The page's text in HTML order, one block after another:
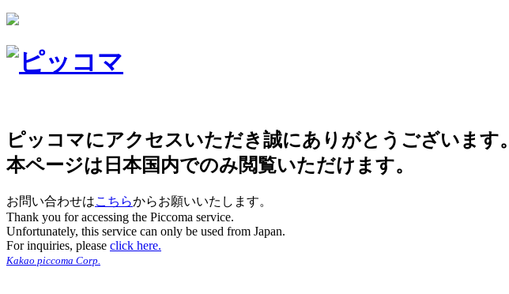
ピッコマにアクセスいただき誠にありがとうございます。
本ページは日本国内でのみ閲覧いただけます。
お問い合わせはこちらからお願いいたします。
Thank you for accessing the Piccoma service.
Unfortunately, this service can only be used from Japan.
For inquiries, please click here.
Kakao piccoma Corp.